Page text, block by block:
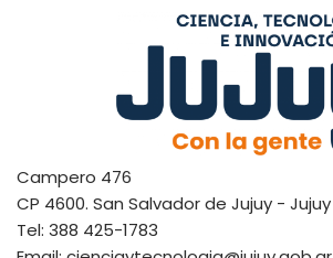
Campero 476
CP 4600. San Salvador de Jujuy - Jujuy
Tel: 388 425-1783